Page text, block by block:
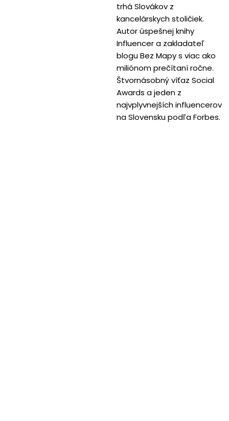
trhá Slovákov z
kancelárskych stoličiek.
Autor úspešnej knihy
Influencer a zakladateľ
blogu Bez Mapy s viac ako
miliónom prečítaní ročne.
Štvornásobný víťaz Social
Awards a jeden z
najvplyvnejších influencerov
na Slovensku podľa Forbes.